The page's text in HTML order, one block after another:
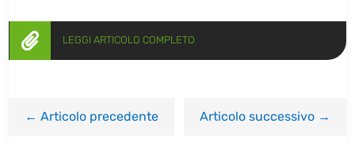
 LEGGI ARTICOLO COMPLETO
←Articolo precedente Articolo successivo→